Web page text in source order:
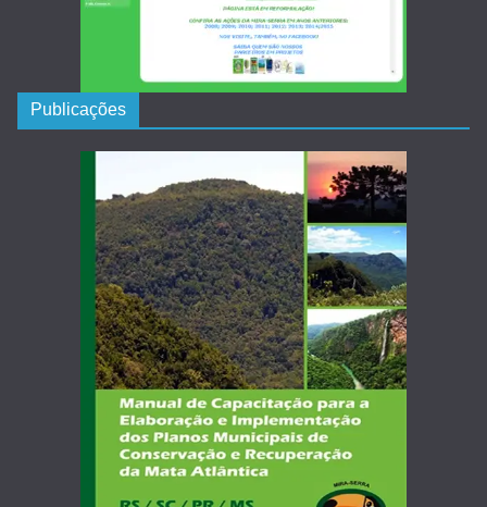
Publicações